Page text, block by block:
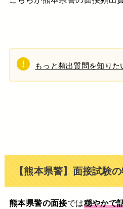
もっと頻出質問を知りた
【熊本県警】面接試験
熊本県警の面接では穏やかで